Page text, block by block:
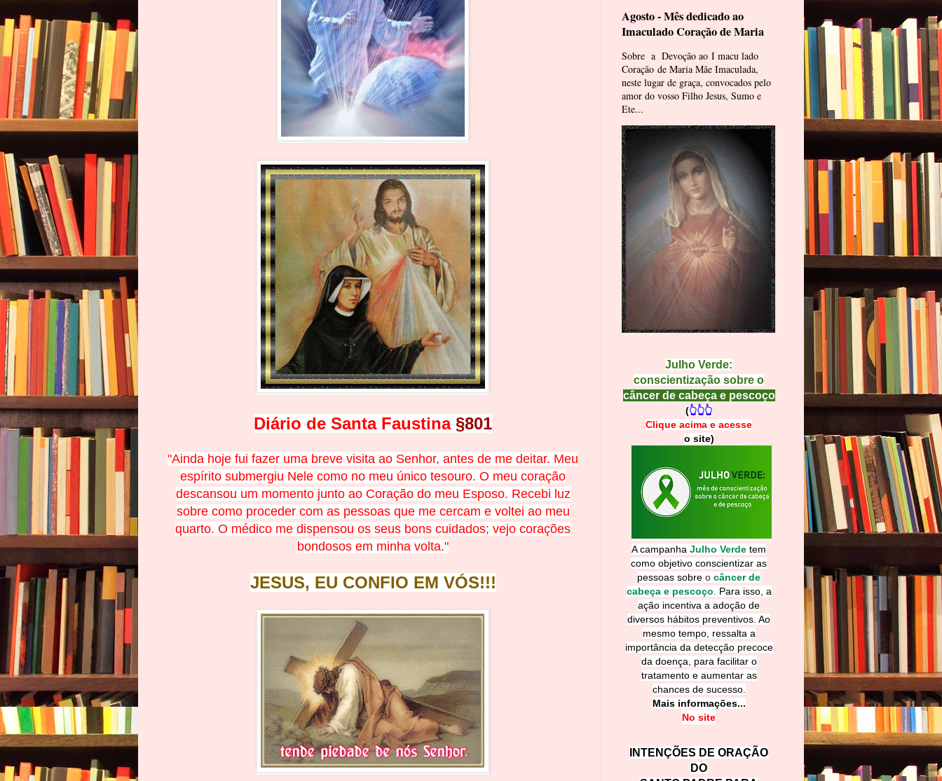
Diário de Santa Faustina §801
"Ainda hoje fui fazer uma breve visita ao Senhor, antes de me deitar. Meu
espírito submergiu Nele como no meu único tesouro. O meu coração
descansou um momento junto ao Coração do meu Esposo. Recebi luz
sobre como proceder com as pessoas que me cercam e voltei ao meu
quarto. O médico me dispensou os seus bons cuidados; vejo corações
bondosos em minha volta."
JESUS, EU CONFIO EM VÓS!!!
Agosto - Mês dedicado ao
Imaculado Coração de Maria
Sobre a Devoção ao I macu lado
Coração de Maria Mãe Imaculada,
neste lugar de graça, convocados pelo
amor do vosso Filho Jesus, Sumo e
Ete...
Julho Verde:
conscientização sobre o
câncer de cabeça e pescoço
(👆👆👆
Clique acima e acesse
o site)
A campanha Julho Verde tem
como objetivo conscientizar as
pessoas sobre o câncer de
cabeça e pescoço
Para isso, a
ação incentiva a adoção de
diversos hábitos preventivos. Ao
mesmo tempo, ressalta a
importância da detecção precoce
da doença, para facilitar o
tratamento e aumentar as
chances de sucesso.
Mais informações...
No site
INTENÇÕES DE ORAÇÃO
DO